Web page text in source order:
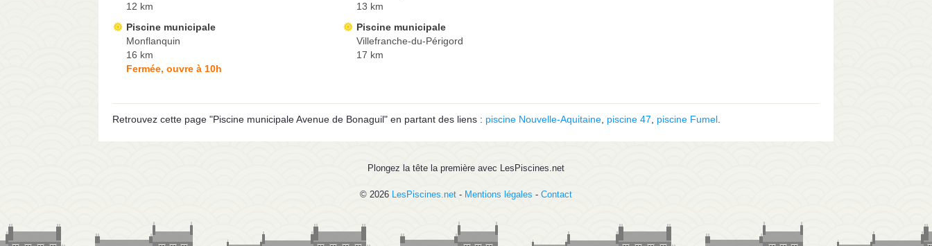
12 km
13 km
Piscine municipale
Monflanquin
16 km
Fermée, ouvre à 10h
Piscine municipale
Villefranche-du-Périgord
17 km
Retrouvez cette page "Piscine municipale Avenue de Bonaguil" en partant des liens : piscine Nouvelle-Aquitaine piscine 47 piscine Fumel
Plongez la tête la première avec LesPiscines.net
© 2026 LesPiscines.net - Mentions légales - Contact